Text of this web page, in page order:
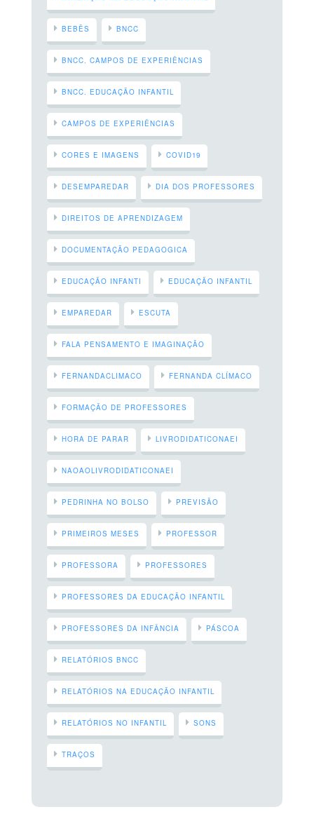
BEBÊS BNCC
BNCC. CAMPOS DE EXPERIÊNCIAS
BNCC. EDUCAÇÃO INFANTIL
CAMPOS DE EXPERIÊNCIAS
CORES E IMAGENS COVID19
DESEMPAREDAR DIA DOS PROFESSORES
DIREITOS DE APRENDIZAGEM
DOCUMENTAÇÃO PEDAGOGICA
EDUCAÇÃO INFANTI EDUCAÇÃO INFANTIL
EMPAREDAR ESCUTA
FALA PENSAMENTO E IMAGINAÇÃO
FERNANDACLIMACO FERNANDA CLÍMACO
FORMAÇÃO DE PROFESSORES
HORA DE PARAR LIVRODIDATICONAEI
NAOAOLIVRODIDATICONAEI
PEDRINHA NO BOLSO PREVISÃO
PRIMEIROS MESES PROFESSOR
PROFESSORA PROFESSORES
PROFESSORES DA EDUCAÇÃO INFANTIL
PROFESSORES DA INFÂNCIA PÁSCOA
RELATÓRIOS BNCC
RELATÓRIOS NA EDUCAÇÃO INFANTIL
RELATÓRIOS NO INFANTIL SONS
TRAÇOS